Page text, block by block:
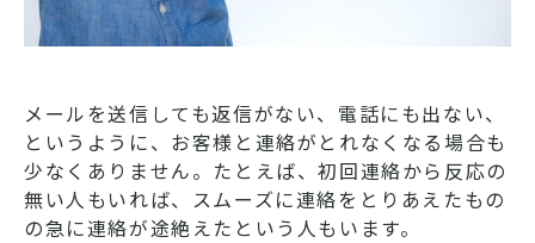
メールを送信しても返信がない、電話にも出ない、
というように、お客様と連絡がとれなくなる場合も
少なくありません。たとえば、初回連絡から反応の
無い人もいれば、スムーズに連絡をとりあえたもの
の急に連絡が途絶えたという人もいます。